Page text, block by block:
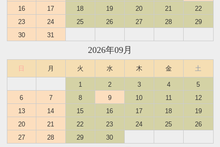
16
17 18 19 20 21
22
23
24 25 26 27 28
29
30
31
2026年09月
日 月 火 水 木 金 土
1 2 3 4
5
6
7 8 9 10 11
12
13
14 15 16 17 18
19
20
21 22 23 24 25
26
27
28 29 30